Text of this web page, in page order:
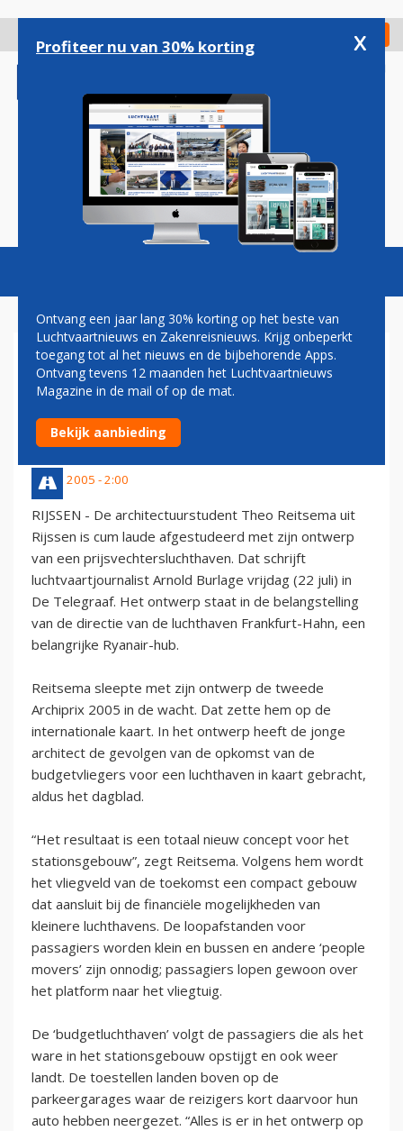
gaan
Check in
Magazine Podcasts Vacatures
ARCHITECTUURSTUDENT
ONTWERPT SPECIALE
PRIJSVECHTERSLUCHTHAVEN
22 juli 2005 - 2:00
RIJSSEN - De architectuurstudent Theo Reitsema uit
Rijssen is cum laude afgestudeerd met zijn ontwerp
van een prijsvechtersluchthaven. Dat schrijft
luchtvaartjournalist Arnold Burlage vrijdag (22 juli) in
De Telegraaf. Het ontwerp staat in de belangstelling
van de directie van de luchthaven Frankfurt-Hahn, een
belangrijke Ryanair-hub.
Reitsema sleepte met zijn ontwerp de tweede
Archiprix 2005 in de wacht. Dat zette hem op de
internationale kaart. In het ontwerp heeft de jonge
architect de gevolgen van de opkomst van de
budgetvliegers voor een luchthaven in kaart gebracht,
aldus het dagblad.
“Het resultaat is een totaal nieuw concept voor het
stationsgebouw”, zegt Reitsema. Volgens hem wordt
het vliegveld van de toekomst een compact gebouw
dat aansluit bij de financiële mogelijkheden van
kleinere luchthavens. De loopafstanden voor
passagiers worden klein en bussen en andere ‘people
movers’ zijn onnodig; passagiers lopen gewoon over
het platform naar het vliegtuig.
De ‘budgetluchthaven’ volgt de passagiers die als het
ware in het stationsgebouw opstijgt en ook weer
landt. De toestellen landen boven op de
parkeergarages waar de reizigers kort daarvoor hun
auto hebben neergezet. “Alles is er in het ontwerp op
Profiteer nu van 30% korting x
Ontvang een jaar lang 30% korting op het beste van
Luchtvaartnieuws en Zakenreisnieuws. Krijg onbeperkt
toegang tot al het nieuws en de bijbehorende Apps.
Ontvang tevens 12 maanden het Luchtvaartnieuws
Magazine in de mail of op de mat.
Bekijk aanbieding